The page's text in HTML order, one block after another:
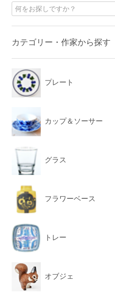
カテゴリー・作家から探す
プレート
カップ＆ソーサー
グラス
フラワーベース
トレー
オブジェ